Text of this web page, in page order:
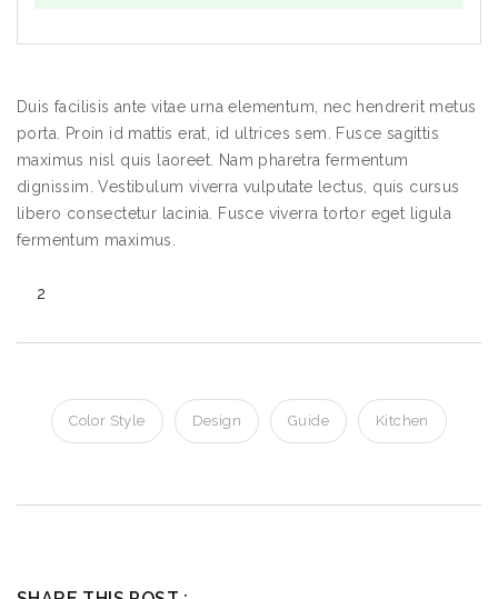
Duis facilisis ante vitae urna elementum, nec hendrerit metus
porta. Proin id mattis erat, id ultrices sem. Fusce sagittis
maximus nisl quis laoreet. Nam pharetra fermentum
dignissim. Vestibulum viverra vulputate lectus, quis cursus
libero consectetur lacinia. Fusce viverra tortor eget ligula
fermentum maximus.
2
Color Style Design Guide Kitchen